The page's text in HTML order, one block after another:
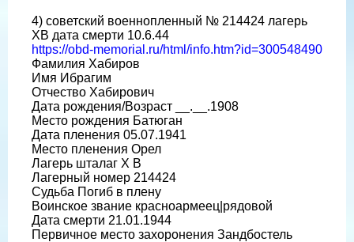
4) советский военнопленный № 214424 лагерь
ХВ дата смерти 10.6.44
https://obd-memorial.ru/html/info.htm?id=300548490
Фамилия Хабиров
Имя Ибрагим
Отчество Хабирович
Дата рождения/Возраст __.__.1908
Место рождения Батюган
Дата пленения 05.07.1941
Место пленения Орел
Лагерь шталаг X B
Лагерный номер 214424
Судьба Погиб в плену
Воинское звание красноармеец|рядовой
Дата смерти 21.01.1944
Первичное место захоронения Зандбостель